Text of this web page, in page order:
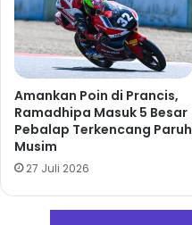
Amankan Poin di Prancis,
Ramadhipa Masuk 5 Besar
Pebalap Terkencang Paruh
Musim
27 Juli 2026